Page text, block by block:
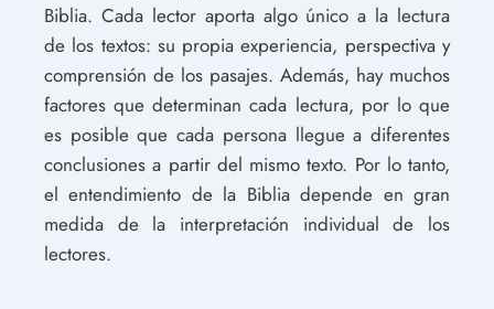
Biblia. Cada lector aporta algo único a la lectura
de los textos: su propia experiencia, perspectiva y
comprensión de los pasajes. Además, hay muchos
factores que determinan cada lectura, por lo que
es posible que cada persona llegue a diferentes
conclusiones a partir del mismo texto. Por lo tanto,
el entendimiento de la Biblia depende en gran
medida de la interpretación individual de los
lectores.